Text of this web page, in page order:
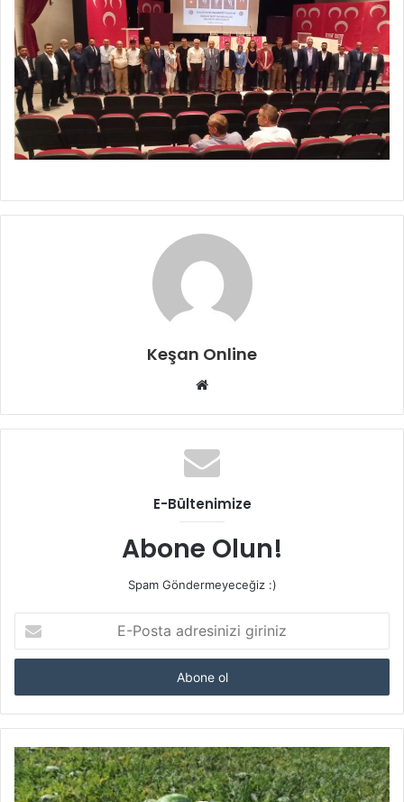
Keşan Online
Web
E-Bültenimize
Abone Olun!
Spam Göndermeyeceğiz :)
Posta
adresinizi